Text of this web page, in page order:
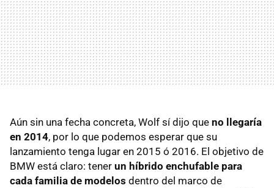
Aún sin una fecha concreta, Wolf sí dijo que no llegaría
en 2014, por lo que podemos esperar que su
lanzamiento tenga lugar en 2015 ó 2016. El objetivo de
BMW está claro: tener un híbrido enchufable para
cada familia de modelos dentro del marco de